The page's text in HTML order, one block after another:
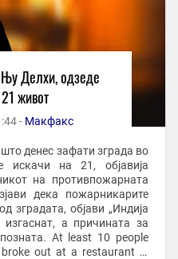
Делхи, одзеде
живот
- Макфакс
денес зафати зграда во
на 21, објавија
дека пожарникарите
зградата, објави „Индија
At least 10 people
out at a restaurant in